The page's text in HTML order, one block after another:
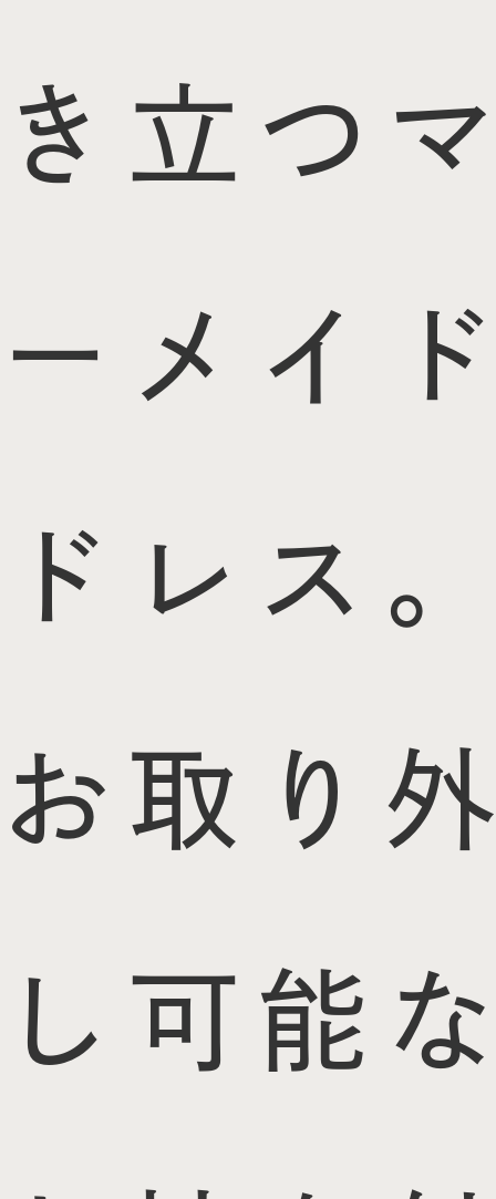
き立つマ
ーメイド
ドレス。
お取り外
し可能な